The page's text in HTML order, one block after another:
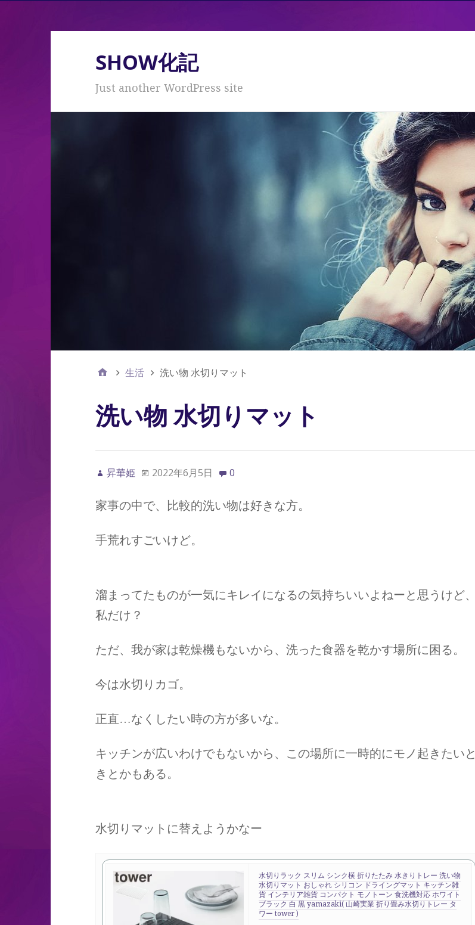
SHOW化記
Just another WordPress site
生活 洗い物 水切りマット
洗い物 水切りマット
昇華姫 2022年6月5日 0
家事の中で、比較的洗い物は好きな方。
手荒れすごいけど。
溜まってたものが一気にキレイになるの気持ちいいよねーと思うけど、
私だけ？
ただ、我が家は乾燥機もないから、洗った食器を乾かす場所に困る。
今は水切りカゴ。
正直…なくしたい時の方が多いな。
キッチンが広いわけでもないから、この場所に一時的にモノ起きたいと
きとかもある。
水切りマットに替えようかなー
水切りラック スリム シンク横 折りたたみ 水きりトレー 洗い物
水切りマット おしゃれ シリコン ドライングマット キッチン雑
貨 インテリア雑貨 コンパクト モノトーン 食洗機対応 ホワイト
ブラック 白 黒 yamazaki( 山崎実業 折り畳み水切りトレー タ
ワー tower )